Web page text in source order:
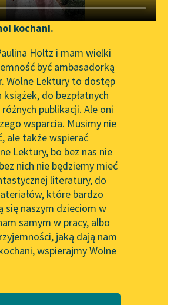
Zgłoś brak utworu
Narzędzia
Mapa Wolnych Lektur
Leśmianator
Przewodnik dla piszących i
czytających
API
OAI-PMH
Widget Wolnych Lektur
Przypisy
Katalog w formacie PDF
kochani.
Holtz i mam wielki
być ambasadorką
Wolne Lektury to dostęp
książek, do bezpłatnych
publikacji. Ale oni
wsparcia. Musimy nie
ale także wspierać
Lektury, bo bez nas nie
nich nie będziemy mieć
literatury, do
które bardzo
się naszym dzieciom w
samym w pracy, albo
jaką dają nam
wspierajmy Wolne
Montgomery
Lucy Maud Montgomery
Ania z Wyspy
— Zdaje mi się, że
posunęłaś się tak
daleko, iż dałaś kosza
Gilbertowi Blythe'owi.
Jesteś...
Czytaj więcej
Lucy Maud Montgomery